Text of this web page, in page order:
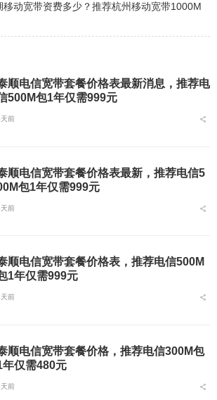
移动宽带资费多少？推荐杭州移动宽带1000M
顺电信宽带套餐价格表最新消息，推荐电
500M包1年仅需999元
前
顺电信宽带套餐价格表最新，推荐电信5
包1年仅需999元
前
顺电信宽带套餐价格表，推荐电信500M
1年仅需999元
前
顺电信宽带套餐价格，推荐电信300M包
年仅需480元
前